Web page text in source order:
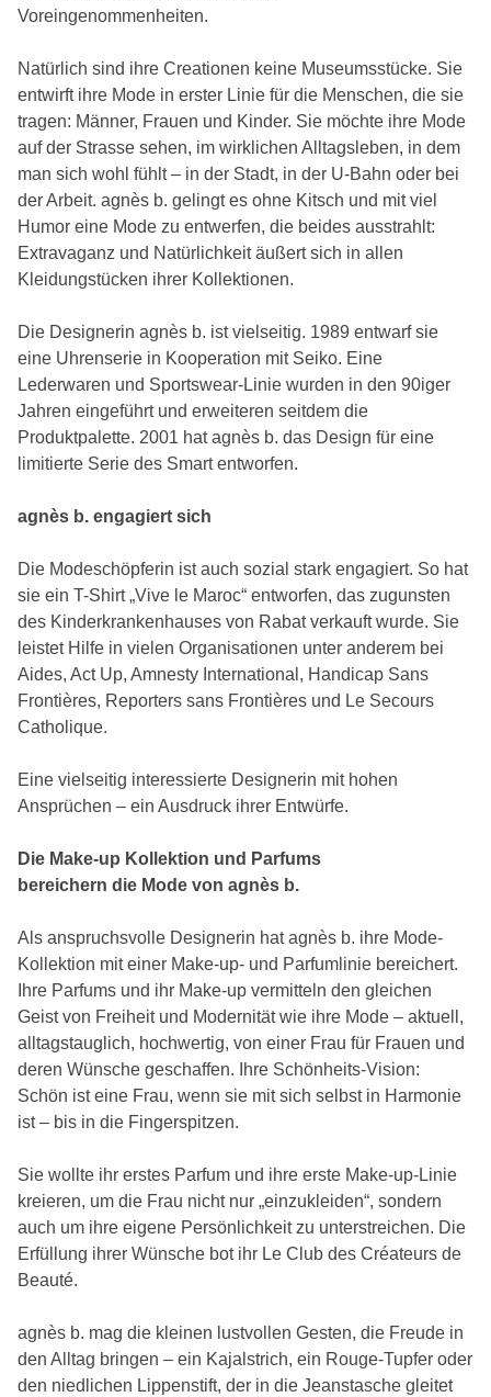
Voreingenommenheiten.
Natürlich sind ihre Creationen keine Museumsstücke. Sie
entwirft ihre Mode in erster Linie für die Menschen, die sie
tragen: Männer, Frauen und Kinder. Sie möchte ihre Mode
auf der Strasse sehen, im wirklichen Alltagsleben, in dem
man sich wohl fühlt – in der Stadt, in der U-Bahn oder bei
der Arbeit. agnès b. gelingt es ohne Kitsch und mit viel
Humor eine Mode zu entwerfen, die beides ausstrahlt:
Extravaganz und Natürlichkeit äußert sich in allen
Kleidungstücken ihrer Kollektionen.
Die Designerin agnès b. ist vielseitig. 1989 entwarf sie
eine Uhrenserie in Kooperation mit Seiko. Eine
Lederwaren und Sportswear-Linie wurden in den 90iger
Jahren eingeführt und erweiteren seitdem die
Produktpalette. 2001 hat agnès b. das Design für eine
limitierte Serie des Smart entworfen.
agnès b. engagiert sich
Die Modeschöpferin ist auch sozial stark engagiert. So hat
sie ein T-Shirt „Vive le Maroc“ entworfen, das zugunsten
des Kinderkrankenhauses von Rabat verkauft wurde. Sie
leistet Hilfe in vielen Organisationen unter anderem bei
Aides, Act Up, Amnesty International, Handicap Sans
Frontières, Reporters sans Frontières und Le Secours
Catholique.
Eine vielseitig interessierte Designerin mit hohen
Ansprüchen – ein Ausdruck ihrer Entwürfe.
Die Make-up Kollektion und Parfums
bereichern die Mode von agnès b.
Als anspruchsvolle Designerin hat agnès b. ihre Mode-
Kollektion mit einer Make-up- und Parfumlinie bereichert.
Ihre Parfums und ihr Make-up vermitteln den gleichen
Geist von Freiheit und Modernität wie ihre Mode – aktuell,
alltagstauglich, hochwertig, von einer Frau für Frauen und
deren Wünsche geschaffen. Ihre Schönheits-Vision:
Schön ist eine Frau, wenn sie mit sich selbst in Harmonie
ist – bis in die Fingerspitzen.
Sie wollte ihr erstes Parfum und ihre erste Make-up-Linie
kreieren, um die Frau nicht nur „einzukleiden“, sondern
auch um ihre eigene Persönlichkeit zu unterstreichen. Die
Erfüllung ihrer Wünsche bot ihr Le Club des Créateurs de
Beauté.
agnès b. mag die kleinen lustvollen Gesten, die Freude in
den Alltag bringen – ein Kajalstrich, ein Rouge-Tupfer oder
den niedlichen Lippenstift, der in die Jeanstasche gleitet